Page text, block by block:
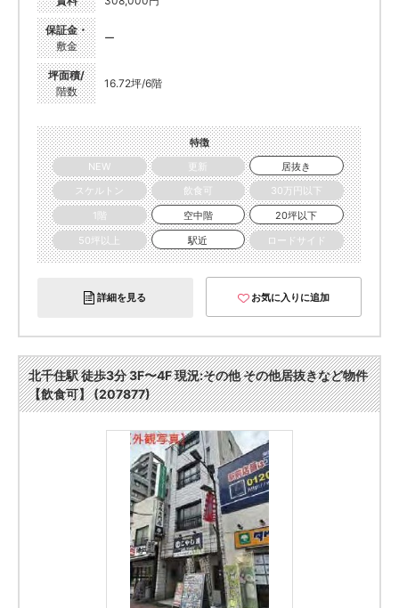
保証金・
敷金
ー
坪面積/
階数
16.72坪/6階
特徴
NEW
更新
居抜き
スケルトン
飲食可
30万円以下
1階
空中階
20坪以下
50坪以上
駅近 ロードサイド
詳細を見る お気に入りに追加
北千住駅 徒歩3分 3F〜4F 現況:その他 その他居抜きなど物件
【飲食可】 (207877)